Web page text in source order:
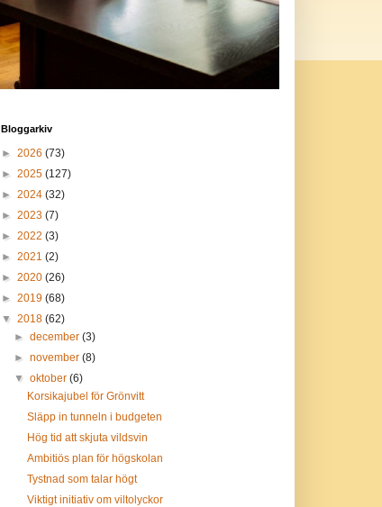
Bloggarkiv
► 2026 (73)
► 2025 (127)
► 2024 (32)
► 2023 (7)
► 2022 (3)
► 2021 (2)
► 2020 (26)
► 2019 (68)
▼ 2018 (62)
► december (3)
► november (8)
▼ oktober (6)
Korsikajubel för Grönvitt
Släpp in tunneln i budgeten
Hög tid att skjuta vildsvin
Ambitiös plan för högskolan
Tystnad som talar högt
Viktigt initiativ om viltolyckor